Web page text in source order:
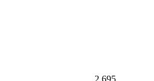
2 695